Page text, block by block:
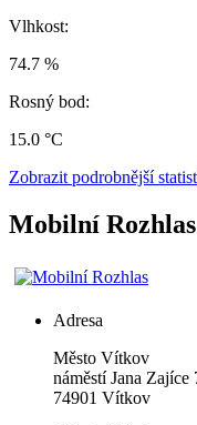
Vlhkost:
74.7 %
Rosný bod:
15.0 °C
Zobrazit podrobnější
Mobilní Rozhlas
Adresa
Město Vítkov
náměstí Jana Zajíce
74901 Vítkov